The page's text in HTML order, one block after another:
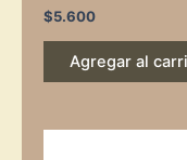
$5.600
Agregar al